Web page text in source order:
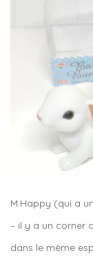
M.Happy (qui a
– il y a un corner
dans le même